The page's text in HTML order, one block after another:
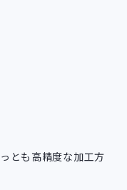
とも高精度な加工方